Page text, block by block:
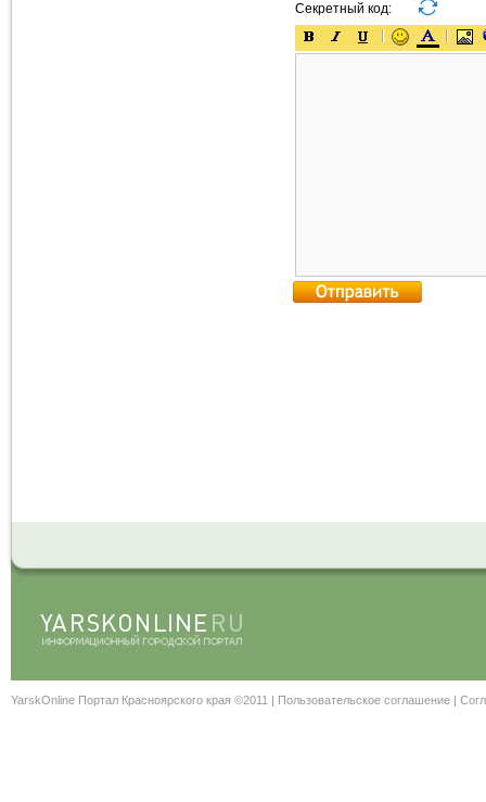
Секретный код:
YarskOnline Портал Красноярского края ©2011 | Пользовательское соглашение |